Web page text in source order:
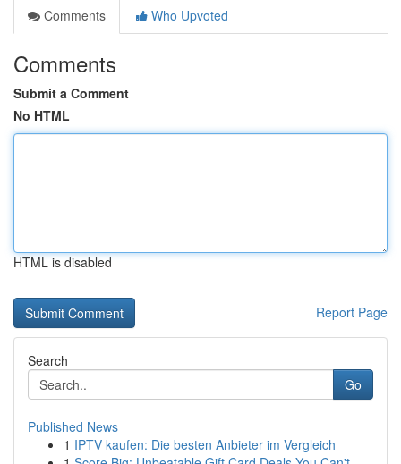
Comments
Who Upvoted
Comments
Submit a Comment
No HTML
HTML is disabled
Report Page
Search
Go
Published News
1 IPTV kaufen: Die besten Anbieter im Vergleich